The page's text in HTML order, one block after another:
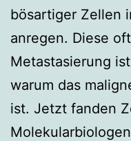
bösartiger Zellen
anregen. Diese
Metastasierung
warum das
ist. Jetzt fanden